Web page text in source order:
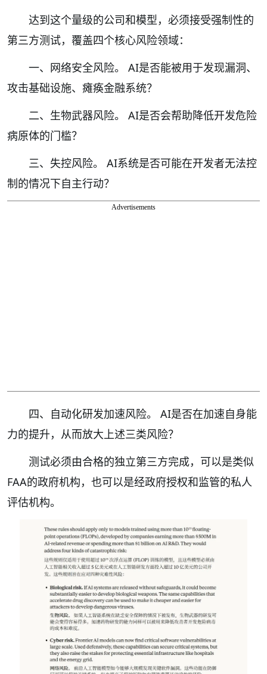
达到这个量级的公司和模型，必须接受强制性的
第三方测试，覆盖四个核心风险领域：
一、网络安全风险。 AI是否能被用于发现漏洞、
攻击基础设施、瘫痪金融系统？
二、生物武器风险。 AI是否会帮助降低开发危险
病原体的门槛？
三、失控风险。 AI系统是否可能在开发者无法控
制的情况下自主行动？
Advertisements
四、自动化研发加速风险。 AI是否在加速自身能
力的提升，从而放大上述三类风险？
测试必须由合格的独立第三方完成，可以是类似
FAA的政府机构，也可以是经政府授权和监管的私人
评估机构。